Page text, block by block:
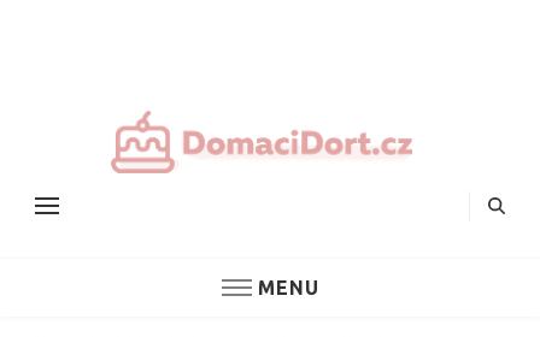
MENU